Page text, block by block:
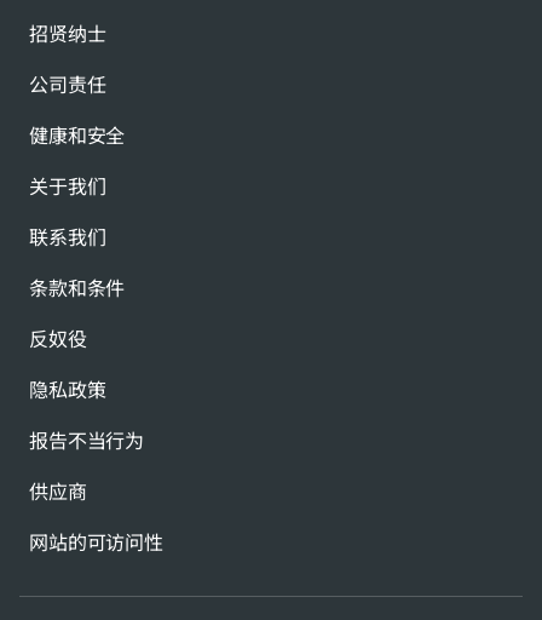
招贤纳士
公司责任
健康和安全
关于我们
联系我们
条款和条件
反奴役
隐私政策
报告不当行为
供应商
网站的可访问性